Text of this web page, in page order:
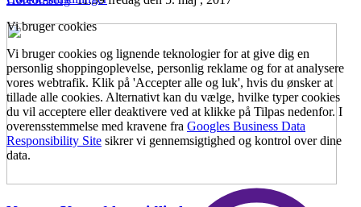
Vi bruger cookies
Vi bruger cookies og lignende teknologier for at give dig en
personlig shoppingoplevelse, personlig reklame og for at analysere
vores webtrafik. Klik på 'Accepter alle og luk', hvis du ønsker at
tillade alle cookies. Alternativt kan du vælge, hvilke typer cookies
du vil acceptere eller deaktivere ved at klikke på Tilpas nedenfor. I
overensstemmelse med kravene fra Googles Business Data
Responsibility Site sikrer vi gennemsigtighed og kontrol over dine
data.